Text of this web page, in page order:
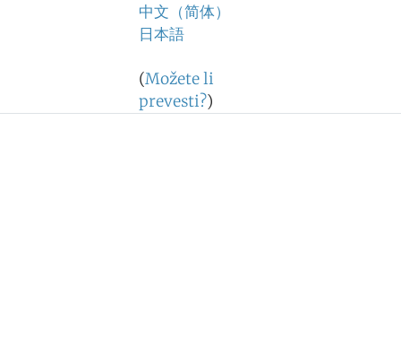
中文（简体）
日本語
(Možete li
prevesti?)